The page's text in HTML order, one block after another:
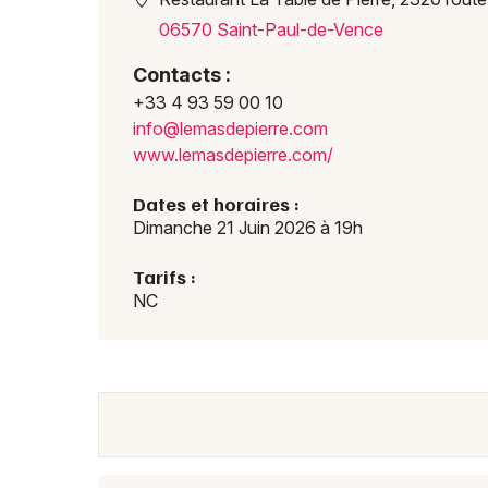
06570 Saint-Paul-de-Vence
Contacts :
+33 4 93 59 00 10
info@lemasdepierre.com
www.lemasdepierre.com/
Dates et horaires :
Dimanche 21 Juin 2026 à 19h
Tarifs :
NC